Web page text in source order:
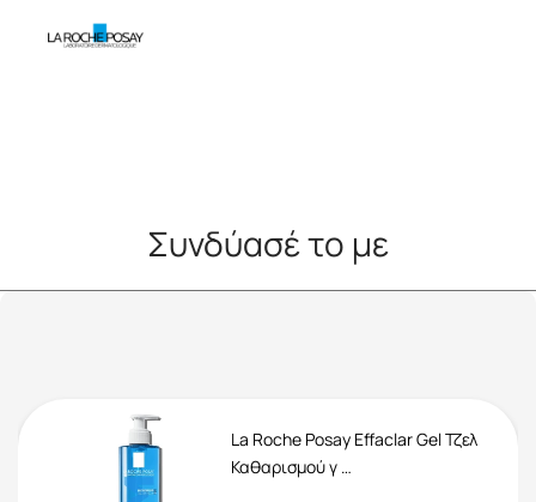
Συνδύασέ το με
La Roche Posay Effaclar Gel Τζελ
Καθαρισμού γ …